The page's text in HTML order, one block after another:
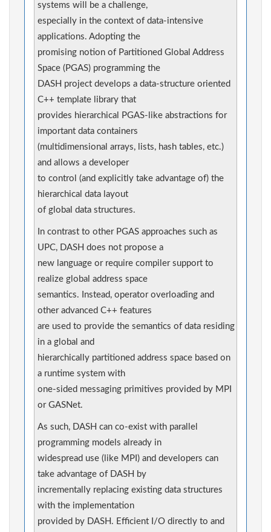
systems will be a challenge,
especially in the context of data-intensive
applications. Adopting the
promising notion of Partitioned Global Address
Space (PGAS) programming the
DASH project develops a data-structure oriented
C++ template library that
provides hierarchical PGAS-like abstractions for
important data containers
(multidimensional arrays, lists, hash tables, etc.)
and allows a developer
to control (and explicitly take advantage of) the
hierarchical data layout
of global data structures.
In contrast to other PGAS approaches such as
UPC, DASH does not propose a
new language or require compiler support to
realize global address space
semantics. Instead, operator overloading and
other advanced C++ features
are used to provide the semantics of data residing
in a global and
hierarchically partitioned address space based on
a runtime system with
one-sided messaging primitives provided by MPI
or GASNet.
As such, DASH can co-exist with parallel
programming models already in
widespread use (like MPI) and developers can
take advantage of DASH by
incrementally replacing existing data structures
with the implementation
provided by DASH. Efficient I/O directly to and